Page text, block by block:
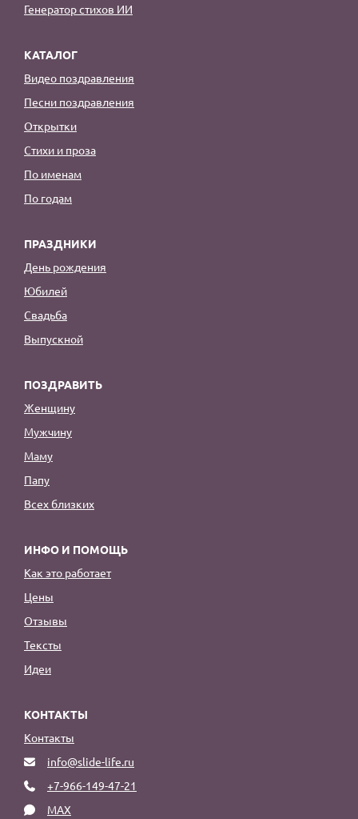
Генератор стихов ИИ
КАТАЛОГ
Видео поздравления
Песни поздравления
Открытки
Стихи и проза
По именам
По годам
ПРАЗДНИКИ
День рождения
Юбилей
Свадьба
Выпускной
ПОЗДРАВИТЬ
Женщину
Мужчину
Маму
Папу
Всех близких
ИНФО И ПОМОЩЬ
Как это работает
Цены
Отзывы
Тексты
Идеи
КОНТАКТЫ
Контакты
info@slide-life.ru
+7-966-149-47-21
MAX